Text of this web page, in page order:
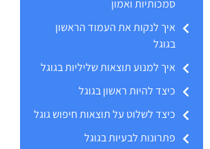
סמכותיות ואמון
איך לנקות את העמוד הראשון
בגוגל
איך למנוע תוצאות שליליות בגוגל
כיצד להיות ראשון בגוגל
כיצד לשלוט על תוצאות חיפוש גוגל
פתרונות לבעיות בגוגל